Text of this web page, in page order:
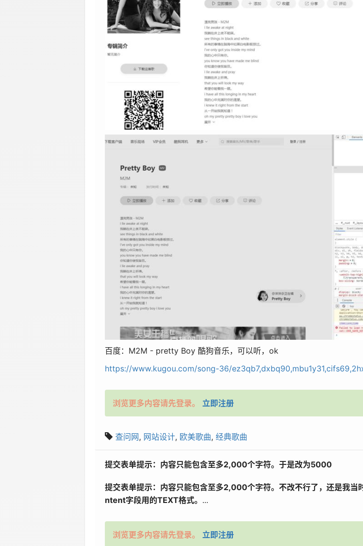
百度：M2M - pretty Boy 酷狗音乐，可以听，ok
https://www.kugou.com/song-36/
浏览更多内容请先登录。 立即注册
查问网, 网站设计, 欧美歌曲, 经典歌曲
提交表单提示：内容只能包含至多2,000个字符。于是改为5000
提交表单提示： 内容只能包含至多2,000个字符。不改不行了，还是我当
ntent字段用的TEXT格式。 ...
浏览更多内容请先登录。 立即注册